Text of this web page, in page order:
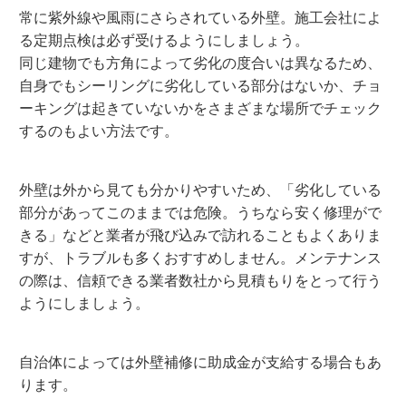
常に紫外線や風雨にさらされている外壁。施工会社によ
る定期点検は必ず受けるようにしましょう。
同じ建物でも方角によって劣化の度合いは異なるため、
自身でもシーリングに劣化している部分はないか、チョ
ーキングは起きていないかをさまざまな場所でチェック
するのもよい方法です。
外壁は外から見ても分かりやすいため、「劣化している
部分があってこのままでは危険。うちなら安く修理がで
きる」などと業者が飛び込みで訪れることもよくありま
すが、トラブルも多くおすすめしません。メンテナンス
の際は、信頼できる業者数社から見積もりをとって行う
ようにしましょう。
自治体によっては外壁補修に助成金が支給する場合もあ
ります。